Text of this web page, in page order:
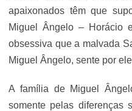
apaixonados têm que
Miguel Ângelo – Horácio
obsessiva que a malvada
Miguel Ângelo, sente por
A família de Miguel
somente pelas diferenças